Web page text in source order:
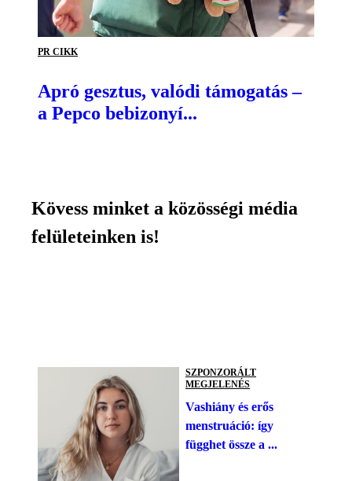
PR CIKK
Apró gesztus, valódi támogatás –
a Pepco bebizonyí...
Kövess minket a közösségi média
felületeinken is!
SZPONZORÁLT
MEGJELENÉS
Vashiány és erős
menstruáció: így
függhet össze a ...